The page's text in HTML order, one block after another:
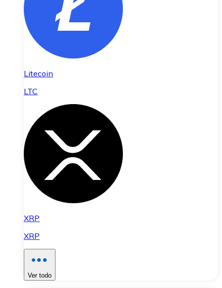
Litecoin
LTC
XRP
XRP
Ver todo